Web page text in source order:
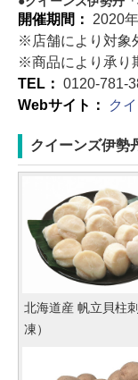
開催期間： 2020
※店舗により対象
※商品により承り
TEL： 0120-781-
Webサイト：
ク
クイーンズ伊勢
北海道産 帆立貝柱
凍）